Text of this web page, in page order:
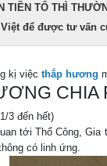
TIỀN TỔ THÌ
để được tư vấn
kị việc thắp hương
CHIA
3 đến hết)
tới Thổ Công,
có linh ứng.